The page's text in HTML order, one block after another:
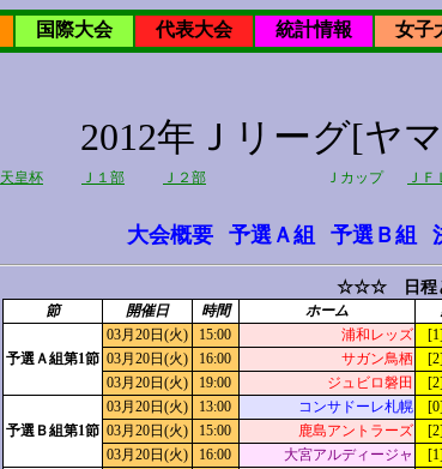
国際大会 代表大会 統計情報 女子
2012年Ｊリーグ[ヤ
天皇杯 Ｊ１部 Ｊ２部 Ｊカップ ＪＦ
大会概要 予選Ａ組 予選Ｂ組
☆☆☆ 日程
節 開催日 時間 ホーム
予選Ａ組第1節
03月20日(火) 15:00 浦和レッズ
03月20日(火)
16:00 サガン鳥栖
03月20日(火)
19:00 ジュビロ磐田
予選Ｂ組第1節
03月20日(火) 13:00 コンサドーレ札幌
03月20日(火)
15:00 鹿島アントラーズ
03月20日(火)
16:00 大宮アルディージャ